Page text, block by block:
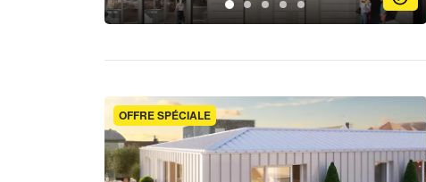
OFFRE SPÉCIALE